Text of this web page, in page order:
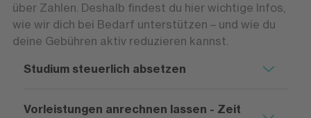
über Zahlen. Deshalb findest du hier wichtige Infos,
wie wir dich bei Bedarf unterstützen – und wie du
deine Gebühren aktiv reduzieren kannst.
Studium steuerlich absetzen
Vorleistungen anrechnen lassen - Zeit